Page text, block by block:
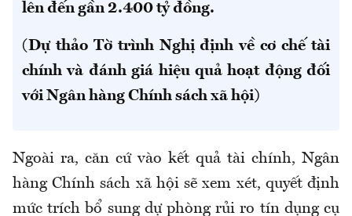
lên đến gần 2.400 tỷ đồng.
(Dự thảo Tờ trình Nghị định về cơ chế tài
chính và đánh giá hiệu quả hoạt động đối
với Ngân hàng Chính sách xã hội)
Ngoài ra, căn cứ vào kết quả tài chính, Ngân
hàng Chính sách xã hội sẽ xem xét, quyết định
mức trích bổ sung dự phòng rủi ro tín dụng cụ